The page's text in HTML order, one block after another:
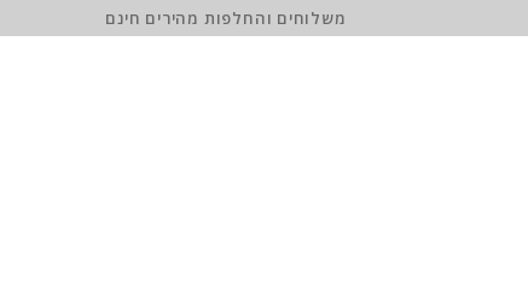
משלוחים והחלפות מהירים חינם